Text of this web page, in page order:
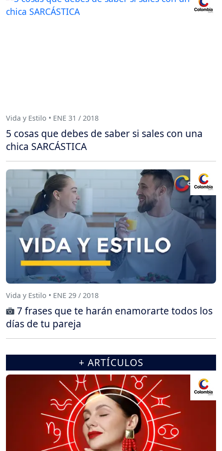
Vida y Estilo • ENE 31 / 2018
5 cosas que debes de saber si sales con una
chica SARCÁSTICA
Vida y Estilo • ENE 29 / 2018
7 frases que te harán enamorarte todos los
días de tu pareja
+ ARTÍCULOS